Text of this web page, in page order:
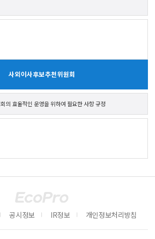
사외이사후보추천위원회
의 효율적인 운영을 위하여 필요한 사항 규정
공시정보 IR정보 개인정보처리방침